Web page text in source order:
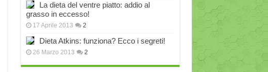
La dieta del ventre piatto: addio al
grasso in eccesso!
17 Aprile 2013 2
Dieta Atkins: funziona? Ecco i segreti!
26 Marzo 2013 2